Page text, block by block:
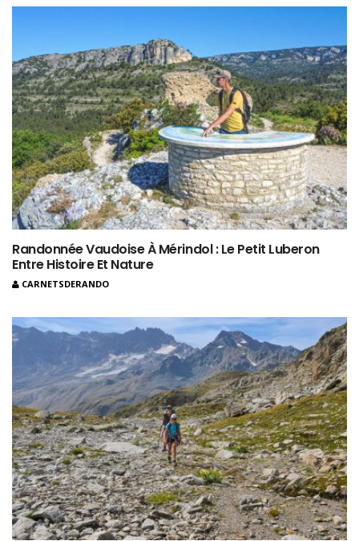
Randonnée Vaudoise À Mérindol : Le Petit Luberon
Entre Histoire Et Nature
CARNETSDERANDO